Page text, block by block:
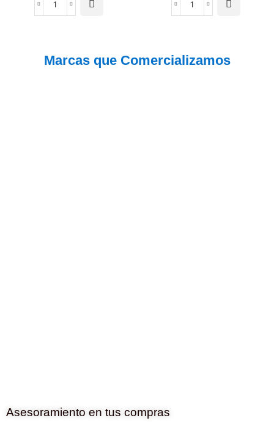
Marcas que Comercializamos
Asesoramiento en tus compras